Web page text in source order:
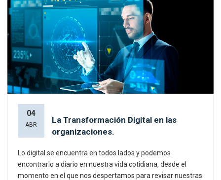
04
ABR
La Transformación Digital en las
organizaciones.
Lo digital se encuentra en todos lados y podemos
encontrarlo a diario en nuestra vida cotidiana, desde el
momento en el que nos despertamos para revisar nuestras